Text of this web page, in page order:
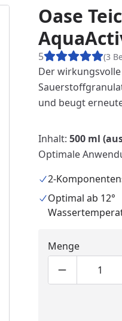
zur Wunschliste
Oase
5 (3
Der
und beugt
Inhalt: 500 ml
Optimale
2-
Optimal ab 12°
Menge